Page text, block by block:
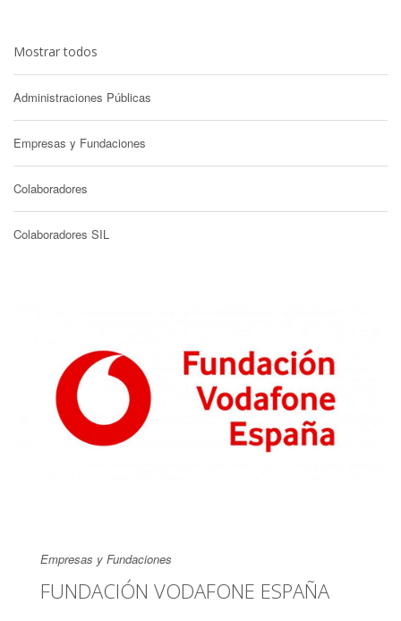
Mostrar todos
Administraciones Públicas
Empresas y Fundaciones
Colaboradores
Colaboradores SIL
Empresas y Fundaciones
FUNDACIÓN VODAFONE ESPAÑA